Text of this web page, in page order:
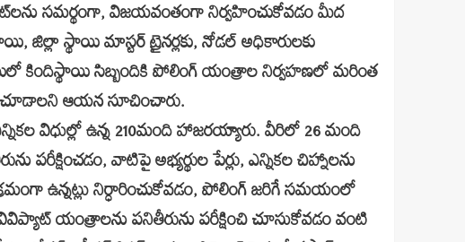
సమర్థంగా, విజయవంతంగా నిర్వహించుకోవడం మీద
జిల్లా స్థాయి మాస్టర్ ట్రైనర్లకు, నోడల్ అధికారులకు
కిందిస్థాయి సిబ్బందికి పోలింగ్ యంత్రాల నిర్వహణలో మరింత
చూడాలని ఆయన సూచించారు.
విధుల్లో ఉన్న 210మంది హాజరయ్యారు. వీరిలో 26 మంది
పరీక్షించడం, వాటిపై అభ్యర్థుల పేర్లు, ఎన్నికల చిహ్నాలను
ఉన్నట్లు నిర్ధారించుకోవడం, పోలింగ్ జరిగే సమయంలో
యంత్రాలను పనితీరును పరీక్షించి చూసుకోవడం వంటి